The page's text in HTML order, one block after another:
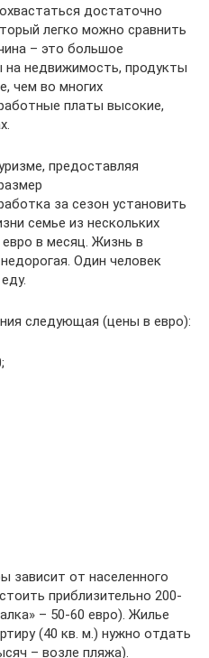
достаточно
легко можно сравнить
– это большое
на недвижимость, продукты
чем во многих
платы высокие,
предоставляя
за сезон установить
семье из нескольких
в месяц. Жизнь в
Один человек
следующая (цены в евро):
зависит от населенного
приблизительно 200-
– 50-60 евро). Жилье
(40 кв. м.) нужно отдать
– возле пляжа).